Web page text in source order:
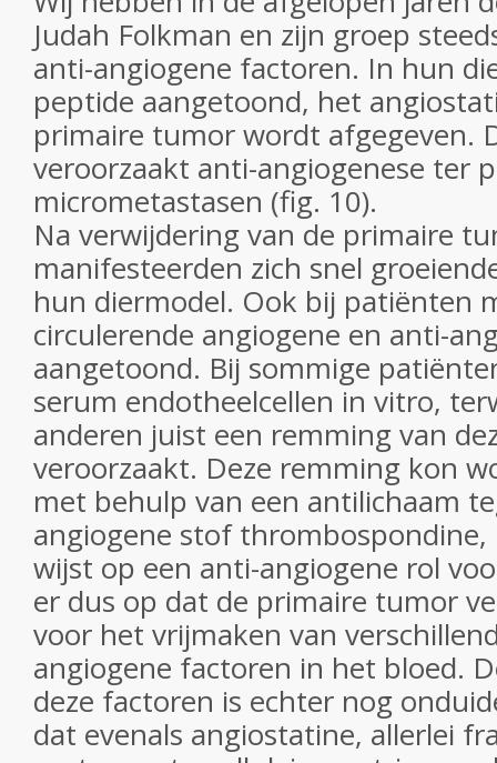
Judah Folkman en zijn groep
anti-angiogene factoren. In hun
peptide aangetoond, het
primaire tumor wordt afgegeven.
veroorzaakt anti-angiogenese ter
micrometastasen (fig. 10).
Na verwijdering van de primaire
manifesteerden zich snel
hun diermodel. Ook bij patiënten
circulerende angiogene en anti-
aangetoond. Bij sommige
serum endotheelcellen in vitro,
anderen juist een remming van
veroorzaakt. Deze remming kon
met behulp van een antilichaam
angiogene stof
wijst op een anti-angiogene rol
er dus op dat de primaire tumor
voor het vrijmaken van
angiogene factoren in het bloed.
deze factoren is echter nog
dat evenals angiostatine, allerlei